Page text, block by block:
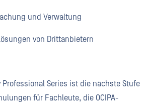
und Verwaltung
von Drittanbietern
Professional Series ist die nächste Stufe
für Fachleute, die OCIPA-